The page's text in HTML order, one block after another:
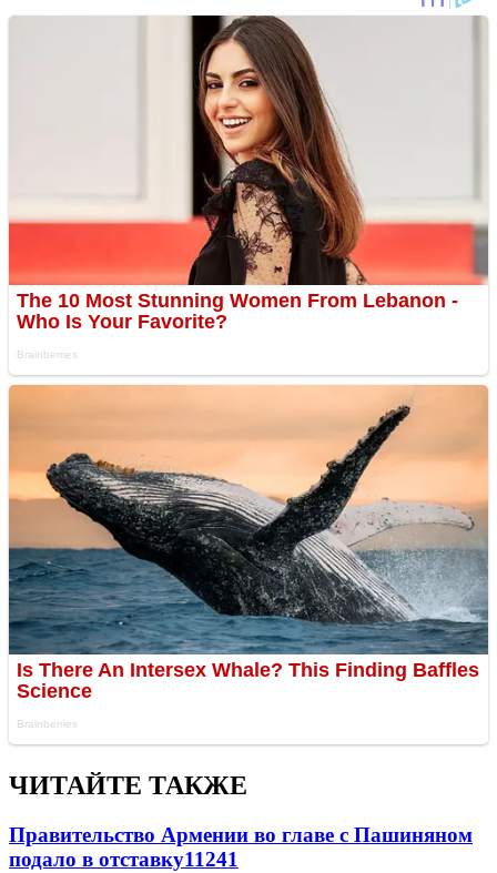
ЧИТАЙТЕ ТАКЖЕ
Правительство Армении во главе с Пашиняном
подало в отставку11241